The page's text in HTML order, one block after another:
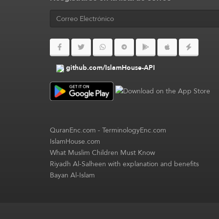
github.com/IslamHouse-API
QuranEnc.com-TerminologyEnc.com
IslamHouse.com
What Muslim Children Must Know
Riyadh Al-Salheen with explanation and benefits
Bayan Al-Islam